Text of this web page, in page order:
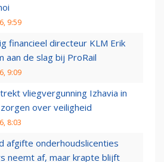
9:59
financieel directeur KLM Erik
aan de slag bij ProRail
9:09
vliegvergunning Izhavia in
over veiligheid
8:03
afgifte onderhoudslicenties
neemt af, maar krapte blijft